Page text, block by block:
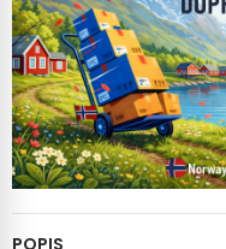
POPIS